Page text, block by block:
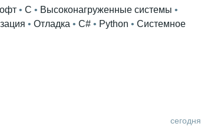
• C • Высоконагруженные системы
• Отладка • C# • Python • Системное
сегодня